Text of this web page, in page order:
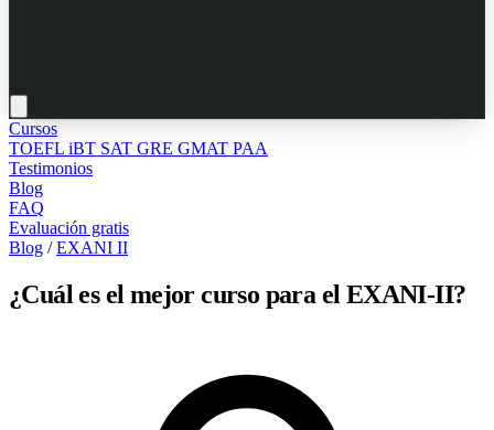
Cursos
TOEFL iBT SAT GRE GMAT PAA
Testimonios
Blog
FAQ
Evaluación gratis
Blog / EXANI II
¿Cuál es el mejor curso para el EXANI-II?